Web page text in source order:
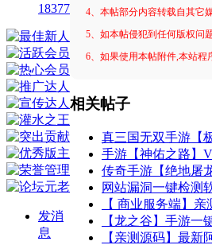
18377
发消
息
4、本帖部分内容转载自其它
5、如本帖侵犯到任何版权问
6、如果使用本帖附件,本站程
相关帖子
真三国无双手游【
手游【神佑之路】
传奇手游【绝地屠
网站漏洞一键检测
【 商业服务端】
【龙之谷】手游
【亲测源码】最